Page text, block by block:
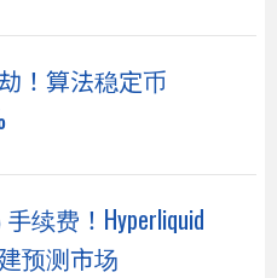
！算法稳定币
续费！Hyperliquid
预测市场